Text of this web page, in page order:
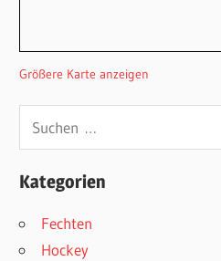
Größere Karte anzeigen
Suchen
nach:
Kategorien
Fechten
Hockey